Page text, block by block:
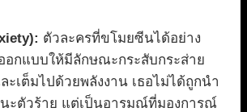
ตัวละครที่ขโมยซีนได้อย่าง
อกแบบให้มีลักษณะกระสับกระส่าย
ะเต็มไปด้วยพลังงาน เธอไม่ได้ถูกนำ
นะตัวร้าย แต่เป็นอารมณ์ที่มองการณ์